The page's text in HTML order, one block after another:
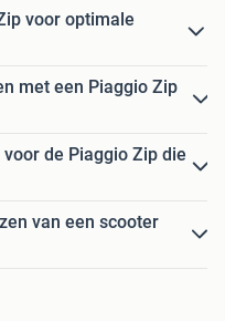
voor optimale
met een Piaggio Zip
de Piaggio Zip die
van een scooter